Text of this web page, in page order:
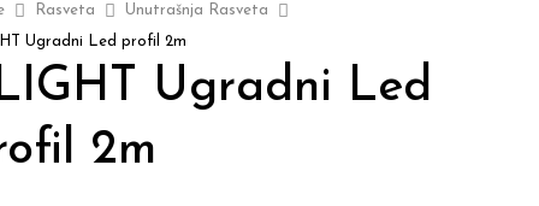
Rasveta
Unutrašnja Rasveta
Ugradni Led profil 2m
Ugradni Led
2m